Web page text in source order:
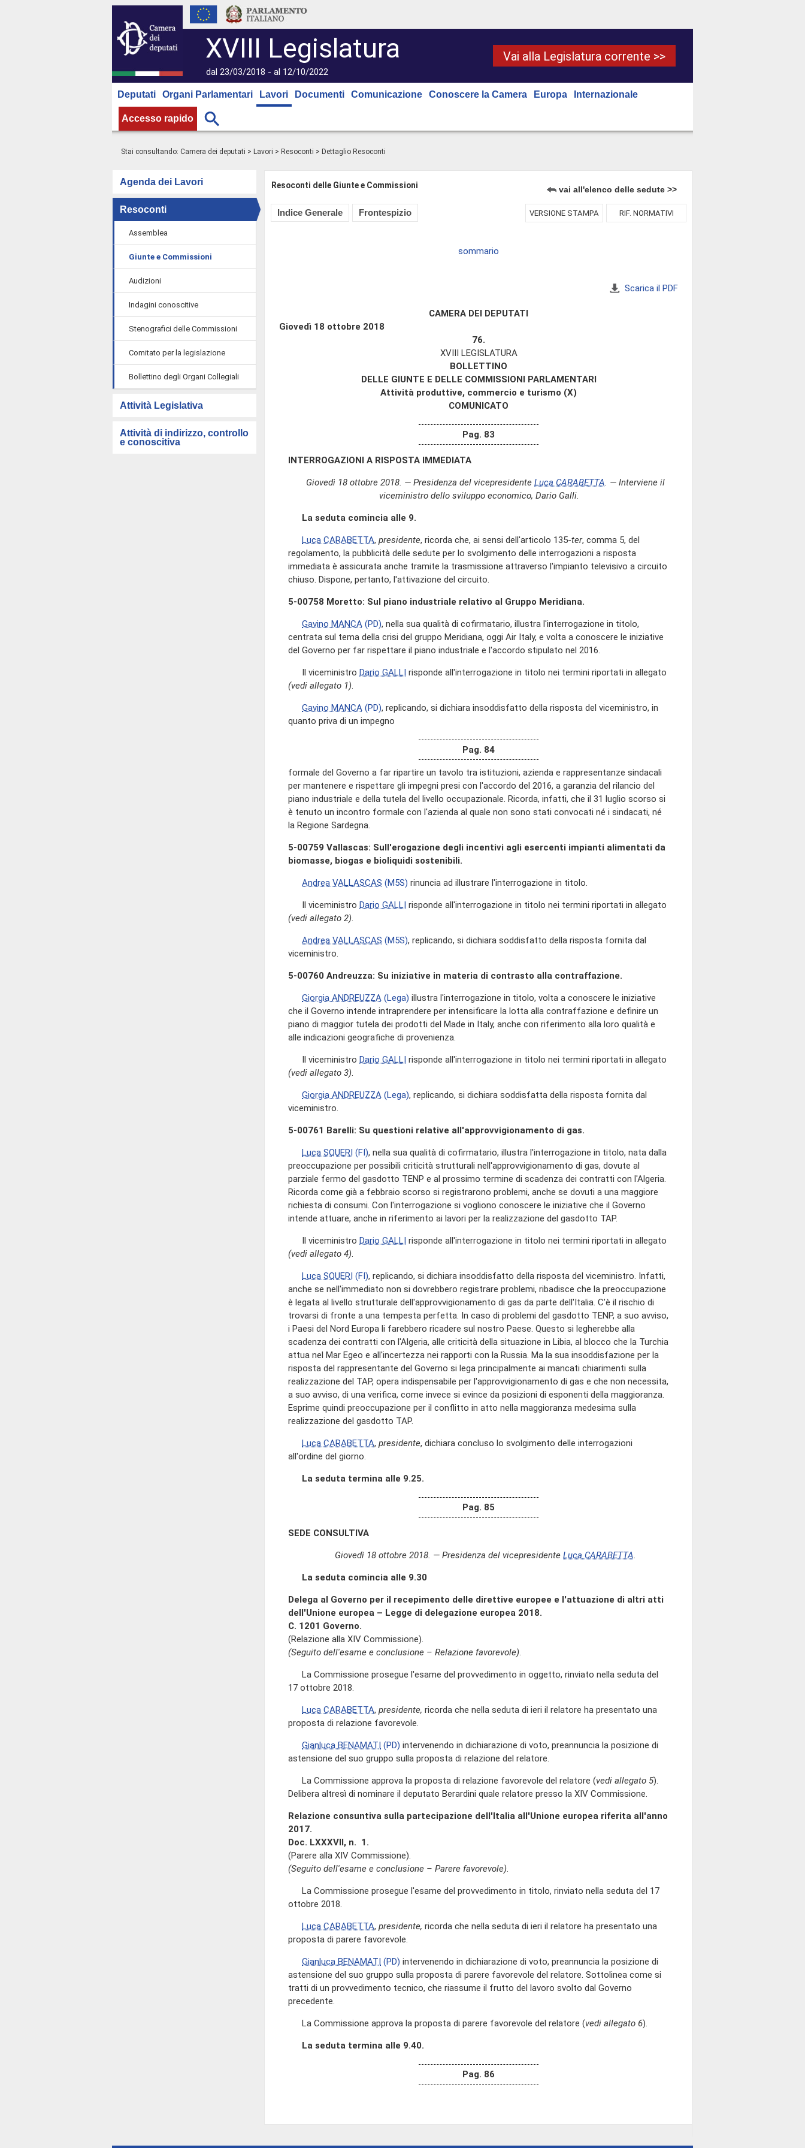
XVIII Legislatura
dal 23/03/2018 - al 12/10/2022
Vai alla Legislatura corrente >>
Deputati Organi Parlamentari Lavori Documenti Comunicazione Conoscere la Camera Europa Internazionale
Accesso rapido
Stai consultando: Camera dei deputati > Lavori > Resoconti > Dettaglio Resoconti
Agenda dei Lavori
Resoconti
Assemblea
Giunte e Commissioni
Audizioni
Indagini conoscitive
Stenografici delle Commissioni
Comitato per la legislazione
Bollettino degli Organi Collegiali
Attività Legislativa
Attività di indirizzo, controllo
e conoscitiva
Resoconti delle Giunte e Commissioni vai all'elenco delle sedute >>
Indice Generale Frontespizio VERSIONE STAMPA RIF. NORMATIVI
sommario
Scarica il PDF
CAMERA DEI DEPUTATI
Giovedì 18 ottobre 2018
76.
XVIII LEGISLATURA
BOLLETTINO
DELLE GIUNTE E DELLE COMMISSIONI PARLAMENTARI
Attività produttive, commercio e turismo (X)
COMUNICATO
Pag. 83
INTERROGAZIONI A RISPOSTA IMMEDIATA
Giovedì 18 ottobre 2018. — Presidenza del vicepresidente Luca CARABETTA. — Interviene il
viceministro dello sviluppo economico, Dario Galli.
La seduta comincia alle 9.
Luca CARABETTA, presidente, ricorda che, ai sensi dell'articolo 135-ter, comma 5, del
regolamento, la pubblicità delle sedute per lo svolgimento delle interrogazioni a risposta
immediata è assicurata anche tramite la trasmissione attraverso l'impianto televisivo a circuito
chiuso. Dispone, pertanto, l'attivazione del circuito.
5-00758 Moretto: Sul piano industriale relativo al Gruppo Meridiana.
Gavino MANCA (PD), nella sua qualità di cofirmatario, illustra l'interrogazione in titolo,
centrata sul tema della crisi del gruppo Meridiana, oggi Air Italy, e volta a conoscere le iniziative
del Governo per far rispettare il piano industriale e l'accordo stipulato nel 2016.
Il viceministro Dario GALLI risponde all'interrogazione in titolo nei termini riportati in allegato
(vedi allegato 1).
Gavino MANCA (PD), replicando, si dichiara insoddisfatto della risposta del viceministro, in
quanto priva di un impegno
Pag. 84
formale del Governo a far ripartire un tavolo tra istituzioni, azienda e rappresentanze sindacali
per mantenere e rispettare gli impegni presi con l'accordo del 2016, a garanzia del rilancio del
piano industriale e della tutela del livello occupazionale. Ricorda, infatti, che il 31 luglio scorso si
è tenuto un incontro formale con l'azienda al quale non sono stati convocati né i sindacati, né
la Regione Sardegna.
5-00759 Vallascas: Sull'erogazione degli incentivi agli esercenti impianti alimentati da
biomasse, biogas e bioliquidi sostenibili.
Andrea VALLASCAS (M5S) rinuncia ad illustrare l'interrogazione in titolo.
Il viceministro Dario GALLI risponde all'interrogazione in titolo nei termini riportati in allegato
(vedi allegato 2).
Andrea VALLASCAS (M5S), replicando, si dichiara soddisfatto della risposta fornita dal
viceministro.
5-00760 Andreuzza: Su iniziative in materia di contrasto alla contraffazione.
Giorgia ANDREUZZA (Lega) illustra l'interrogazione in titolo, volta a conoscere le iniziative
che il Governo intende intraprendere per intensificare la lotta alla contraffazione e definire un
piano di maggior tutela dei prodotti del Made in Italy, anche con riferimento alla loro qualità e
alle indicazioni geografiche di provenienza.
Il viceministro Dario GALLI risponde all'interrogazione in titolo nei termini riportati in allegato
(vedi allegato 3).
Giorgia ANDREUZZA (Lega), replicando, si dichiara soddisfatta della risposta fornita dal
viceministro.
5-00761 Barelli: Su questioni relative all'approvvigionamento di gas.
Luca SQUERI (FI), nella sua qualità di cofirmatario, illustra l'interrogazione in titolo, nata dalla
preoccupazione per possibili criticità strutturali nell'approvvigionamento di gas, dovute al
parziale fermo del gasdotto TENP e al prossimo termine di scadenza dei contratti con l'Algeria.
Ricorda come già a febbraio scorso si registrarono problemi, anche se dovuti a una maggiore
richiesta di consumi. Con l'interrogazione si vogliono conoscere le iniziative che il Governo
intende attuare, anche in riferimento ai lavori per la realizzazione del gasdotto TAP.
Il viceministro Dario GALLI risponde all'interrogazione in titolo nei termini riportati in allegato
(vedi allegato 4).
Luca SQUERI (FI), replicando, si dichiara insoddisfatto della risposta del viceministro. Infatti,
anche se nell'immediato non si dovrebbero registrare problemi, ribadisce che la preoccupazione
è legata al livello strutturale dell'approvvigionamento di gas da parte dell'Italia. C’è il rischio di
trovarsi di fronte a una tempesta perfetta. In caso di problemi del gasdotto TENP, a suo avviso,
i Paesi del Nord Europa li farebbero ricadere sul nostro Paese. Questo si legherebbe alla
scadenza dei contratti con l'Algeria, alle criticità della situazione in Libia, al blocco che la Turchia
attua nel Mar Egeo e all'incertezza nei rapporti con la Russia. Ma la sua insoddisfazione per la
risposta del rappresentante del Governo si lega principalmente ai mancati chiarimenti sulla
realizzazione del TAP, opera indispensabile per l'approvvigionamento di gas e che non necessita,
a suo avviso, di una verifica, come invece si evince da posizioni di esponenti della maggioranza.
Esprime quindi preoccupazione per il conflitto in atto nella maggioranza medesima sulla
realizzazione del gasdotto TAP.
Luca CARABETTA, presidente, dichiara concluso lo svolgimento delle interrogazioni
all'ordine del giorno.
La seduta termina alle 9.25.
Pag. 85
SEDE CONSULTIVA
Giovedì 18 ottobre 2018. — Presidenza del vicepresidente Luca CARABETTA.
La seduta comincia alle 9.30
Delega al Governo per il recepimento delle direttive europee e l'attuazione di altri atti
dell'Unione europea – Legge di delegazione europea 2018.
C. 1201 Governo.
(Relazione alla XIV Commissione).
(Seguito dell'esame e conclusione – Relazione favorevole).
La Commissione prosegue l'esame del provvedimento in oggetto, rinviato nella seduta del
17 ottobre 2018.
Luca CARABETTA, presidente, ricorda che nella seduta di ieri il relatore ha presentato una
proposta di relazione favorevole.
Gianluca BENAMATI (PD) intervenendo in dichiarazione di voto, preannuncia la posizione di
astensione del suo gruppo sulla proposta di relazione del relatore.
La Commissione approva la proposta di relazione favorevole del relatore (vedi allegato 5).
Delibera altresì di nominare il deputato Berardini quale relatore presso la XIV Commissione.
Relazione consuntiva sulla partecipazione dell'Italia all'Unione europea riferita all'anno
2017.
Doc. LXXXVII, n. 1.
(Parere alla XIV Commissione).
(Seguito dell'esame e conclusione – Parere favorevole).
La Commissione prosegue l'esame del provvedimento in titolo, rinviato nella seduta del 17
ottobre 2018.
Luca CARABETTA, presidente, ricorda che nella seduta di ieri il relatore ha presentato una
proposta di parere favorevole.
Gianluca BENAMATI (PD) intervenendo in dichiarazione di voto, preannuncia la posizione di
astensione del suo gruppo sulla proposta di parere favorevole del relatore. Sottolinea come si
tratti di un provvedimento tecnico, che riassume il frutto del lavoro svolto dal Governo
precedente.
La Commissione approva la proposta di parere favorevole del relatore (vedi allegato 6).
La seduta termina alle 9.40.
Pag. 86